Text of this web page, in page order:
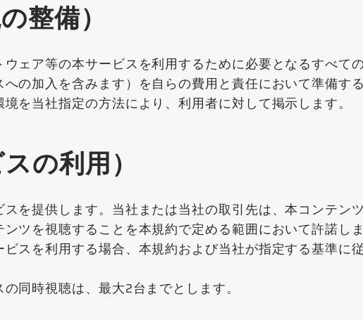
整備）
ェア等の本サービスを利用するために必要となるすべて
の加入を含みます）を自らの費用と責任において準備す
を当社指定の方法により、利用者に対して掲示します。
の利用）
を提供します。当社または当社の取引先は、本コンテン
ツを視聴することを本規約で定める範囲において許諾しま
スを利用する場合、本規約および当社が指定する基準に
同時視聴は、最大2台までとします。